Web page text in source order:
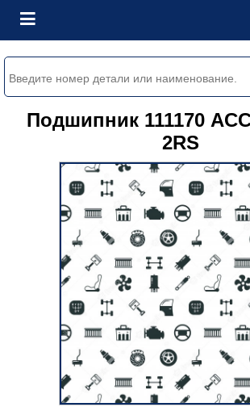
Подшипник 111170
2RS